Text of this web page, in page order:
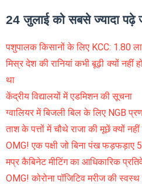
24 जुलाई को सबसे ज्यादा पढ़े
पशुपालक किसानों के लिए KCC: 1.80
मिस्र देश की रानियां कभी बूढ़ी क्यों नहीं
था
केंद्रीय विद्यालयों में एडमिशन की सूचना
ग्वालियर में बिजली बिल के लिए NGB
ताश के पत्तों में चौथे राजा की मूछें क्यों नहीं
OMG! एक पक्षी जो बिना पंख फड़फड़ाए
मप्र कैबिनेट मीटिंग का आधिकारिक
OMG! कोरोना पॉजिटिव मरीज की स्वस्थ